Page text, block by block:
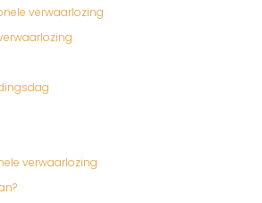
verwaarlozing
verwaarlozing